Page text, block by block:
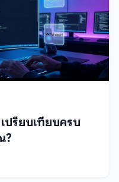
ปรียบเทียบครบ
?